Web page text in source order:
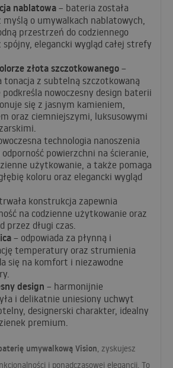
nablatowa – bateria została
o umywalkach nablatowych,
przestrzeń do codziennego
elegancki wygląd całej strefy
złota szczotkowanego –
tonacja z subtelną szczotkowaną
nowoczesny design baterii
się z jasnym kamieniem,
oraz ciemniejszymi, luksusowymi
technologia nanoszenia
powierzchni na ścieranie,
użytkowanie, a także pomaga
koloru oraz elegancki wygląd
konstrukcja zapewnia
na codzienne użytkowanie oraz
przez długi czas.
– odpowiada za płynną i
temperatury oraz strumienia
się na komfort i niezawodne
design – harmonijnie
i delikatnie uniesiony uchwyt
designerski charakter, idealny
premium.
umywalkową Vision, zyskujesz
i ponadczasowej elegancji. To